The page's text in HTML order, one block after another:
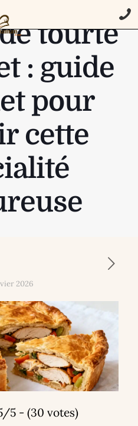
tourte
: guide
pour
cette
2026
5 - (30 votes)